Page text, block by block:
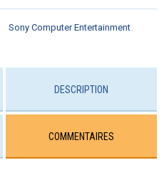
Sony Computer Entertainment
DESCRIPTION
COMMENTAIRES